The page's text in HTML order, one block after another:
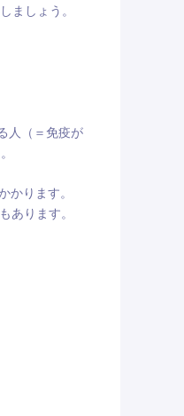
ましょう。
人（＝免疫が
ります。
あります。